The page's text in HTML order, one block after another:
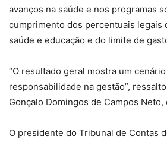
avanços na saúde e nos programas
cumprimento dos percentuais legais
saúde e educação e do limite de
“O resultado geral mostra um
responsabilidade na gestão”,
Gonçalo Domingos de Campos Neto,
O presidente do Tribunal de Contas